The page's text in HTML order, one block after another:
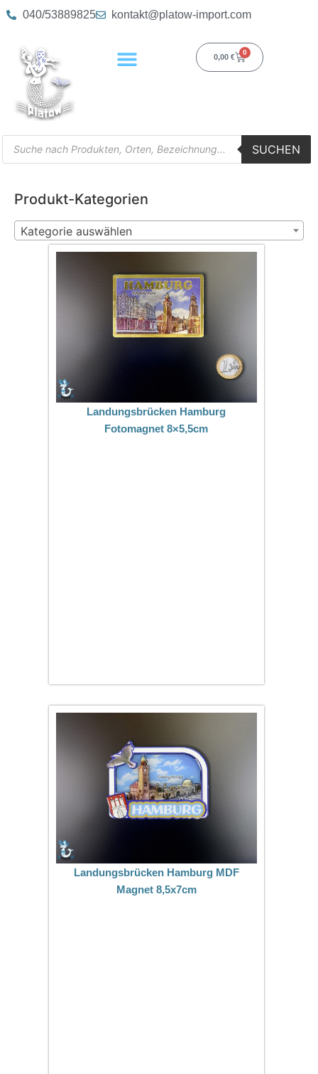
040/53889825 kontakt@platow-import.com
0,00 €
0
SUCHEN
Produkt-Kategorien
Kategorie auswählen
Landungsbrücken Hamburg
Fotomagnet 8×5,5cm
Landungsbrücken Hamburg MDF
Magnet 8,5x7cm